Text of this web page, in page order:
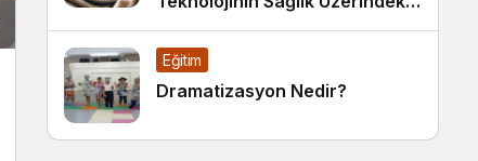
Etkileri ve Yeni Alışkanlıklar
Eğitim
Dramatizasyon Nedir?